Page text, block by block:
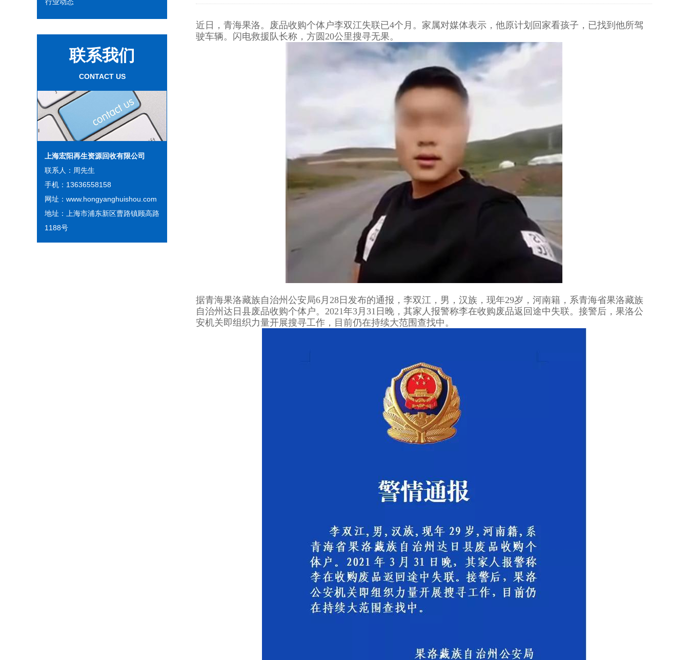
联系我们
CONTACT US
上海宏阳再生资源回收有限公司
联系人：周先生
手机：13636558158
网址：www.hongyanghuishou.com
地址：上海市浦东新区曹路镇顾高路
1188号
近日，青海果洛。废品收购个体户李双江失联已4个月。家属对媒体表示，他原计划回家看孩子，已找到他所驾
驶车辆。闪电救援队长称，方圆20公里搜寻无果。
据青海果洛藏族自治州公安局6月28日发布的通报，李双江，男，汉族，现年29岁，河南籍，系青海省果洛藏族
自治州达日县废品收购个体户。2021年3月31日晚，其家人报警称李在收购废品返回途中失联。接警后，果洛公
安机关即组织力量开展搜寻工作，目前仍在持续大范围查找中。